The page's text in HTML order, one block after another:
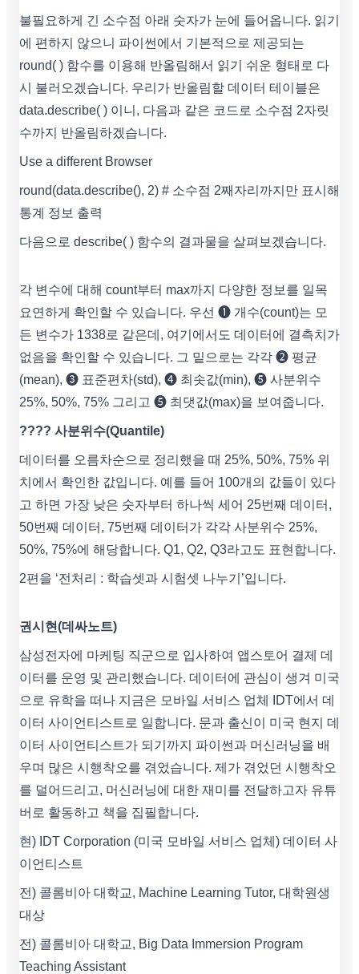
불필요하게 긴 소수점 아래 숫자가 눈에 들어옵니다. 읽기
에 편하지 않으니 파이썬에서 기본적으로 제공되는
round( ) 함수를 이용해 반올림해서 읽기 쉬운 형태로 다
시 불러오겠습니다. 우리가 반올림할 데이터 테이블은
data.describe( ) 이니, 다음과 같은 코드로 소수점 2자릿
수까지 반올림하겠습니다.
Use a different Browser
round(data.describe(), 2) # 소수점 2째자리까지만 표시해
통계 정보 출력
다음으로 describe( ) 함수의 결과물을 살펴보겠습니다.
각 변수에 대해 count부터 max까지 다양한 정보를 일목
요연하게 확인할 수 있습니다. 우선 ❶ 개수(count)는 모
든 변수가 1338로 같은데, 여기에서도 데이터에 결측치가
없음을 확인할 수 있습니다. 그 밑으로는 각각 ❷ 평균
(mean), ❸ 표준편차(std), ❹ 최솟값(min), ❺ 사분위수
25%, 50%, 75% 그리고 ❺ 최댓값(max)을 보여줍니다.
???? 사분위수(Quantile)
데이터를 오름차순으로 정리했을 때 25%, 50%, 75% 위
치에서 확인한 값입니다. 예를 들어 100개의 값들이 있다
고 하면 가장 낮은 숫자부터 하나씩 세어 25번째 데이터,
50번째 데이터, 75번째 데이터가 각각 사분위수 25%,
50%, 75%에 해당합니다. Q1, Q2, Q3라고도 표현합니다.
2편을 ‘전처리 : 학습셋과 시험셋 나누기’입니다.
권시현(데싸노트)
삼성전자에 마케팅 직군으로 입사하여 앱스토어 결제 데
이터를 운영 및 관리했습니다. 데이터에 관심이 생겨 미국
으로 유학을 떠나 지금은 모바일 서비스 업체 IDT에서 데
이터 사이언티스트로 일합니다. 문과 출신이 미국 현지 데
이터 사이언티스트가 되기까지 파이썬과 머신러닝을 배
우며 많은 시행착오를 겪었습니다. 제가 겪었던 시행착오
를 덜어드리고, 머신러닝에 대한 재미를 전달하고자 유튜
버로 활동하고 책을 집필합니다.
현) IDT Corporation (미국 모바일 서비스 업체) 데이터 사
이언티스트
전) 콜롬비아 대학교, Machine Learning Tutor, 대학원생
대상
전) 콜롬비아 대학교, Big Data Immersion Program
Teaching Assistant